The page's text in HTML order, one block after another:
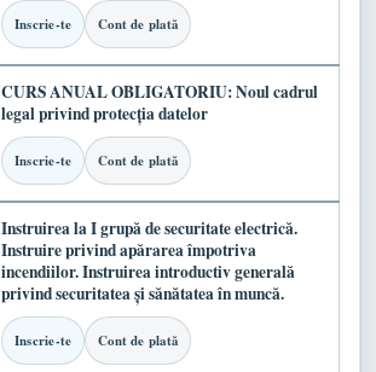
Inscrie-te Cont de plată
CURS ANUAL OBLIGATORIU: Noul cadrul
legal privind protecția datelor
Inscrie-te Cont de plată
Instruirea la I grupă de securitate electrică.
Instruire privind apărarea împotriva
incendiilor. Instruirea introductiv generală
privind securitatea și sănătatea în muncă.
Inscrie-te Cont de plată